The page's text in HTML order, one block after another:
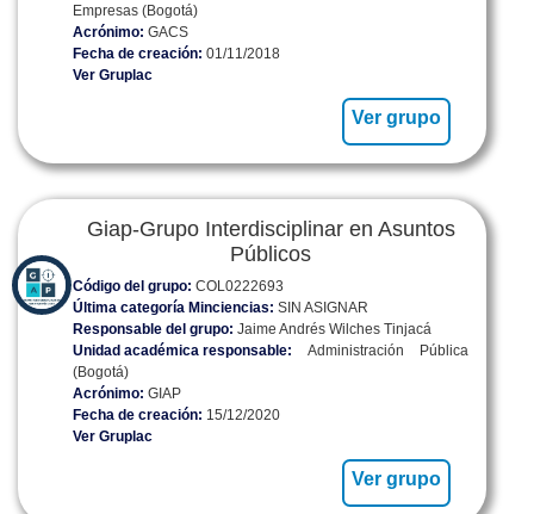
Empresas (Bogotá)
Acrónimo: GACS
Fecha de creación: 01/11/2018
Ver Gruplac
Ver grupo
Giap-Grupo Interdisciplinar en Asuntos
Públicos
Código del grupo: COL0222693
Última categoría Minciencias: SIN ASIGNAR
Responsable del grupo: Jaime Andrés Wilches Tinjacá
Unidad académica responsable: Administración Pública
(Bogotá)
Acrónimo: GIAP
Fecha de creación: 15/12/2020
Ver Gruplac
Ver grupo